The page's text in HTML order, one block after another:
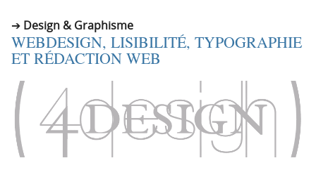
Design & Graphisme
WEBDESIGN, LISIBILITÉ, TYPOGRAPHIE
ET RÉDACTION WEB